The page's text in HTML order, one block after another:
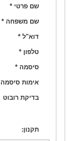
שם פרטי *
שם משפחה *
דוא"ל *
טלפון *
סיסמה *
אימות סיסמה
בדיקת רובוט
תקנון: